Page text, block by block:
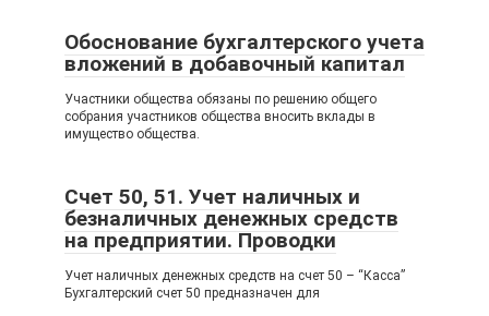
Обоснование бухгалтерского учета
вложений в добавочный капитал
Участники общества обязаны по решению общего
собрания участников общества вносить вклады в
имущество общества.
Счет 50, 51. Учет наличных и
безналичных денежных средств
на предприятии. Проводки
Учет наличных денежных средств на счет 50 – “Касса”
Бухгалтерский счет 50 предназначен для